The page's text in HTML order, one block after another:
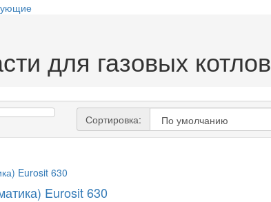
для газовых котлов
Сортировка:
Eurosit 630